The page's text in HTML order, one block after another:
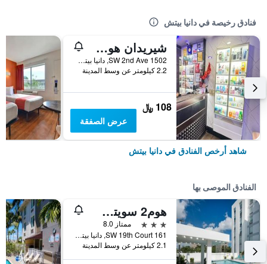
فنادق رخيصة في دانيا بيتش
شيريدان هوستل
1502 SW 2nd Ave, دانيا بيتش, FL, الولايات المتحدة الأميريكية
2.2 كيلومتر عن وسط المدينة
108 ﷼
عرض الصفقة
شاهد أرخص الفنادق في دانيا بيتش
الفنادق الموصى بها
هوم2 سويتس باي هيلتون إف تي لاودردال إيربورت-كروز بورت
3 نجوم
ممتاز 8.0
161 SW 19th Court, دانيا بيتش, FL, الولايات المتحدة الأميريكية
2.1 كيلومتر عن وسط المدينة